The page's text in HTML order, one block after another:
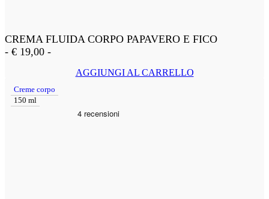
CREMA FLUIDA CORPO PAPAVERO E FICO
- € 19,00 -
AGGIUNGI AL CARRELLO
Creme corpo
150 ml